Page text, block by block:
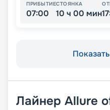
ПРИБЫТИЕ
07:00
СТОЯНКА
10 ч 00 мин
Лайнер Allure